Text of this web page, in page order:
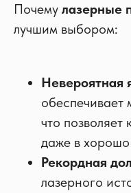
Почему лазерные
лучшим выбором:
Невероятная
обеспечивает
что
даже в
Рекордная
лазерного